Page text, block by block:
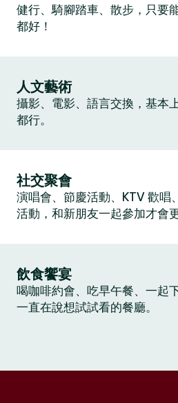
健行、騎腳踏車、散步，只要
都好！
人文藝術
攝影、電影、語言交換，基本
都行。
社交聚會
演唱會、節慶活動、KTV 歡
活動，和新朋友一起參加才會
飲食饗宴
喝咖啡約會、吃早午餐、一起
一直在說想試試看的餐廳。